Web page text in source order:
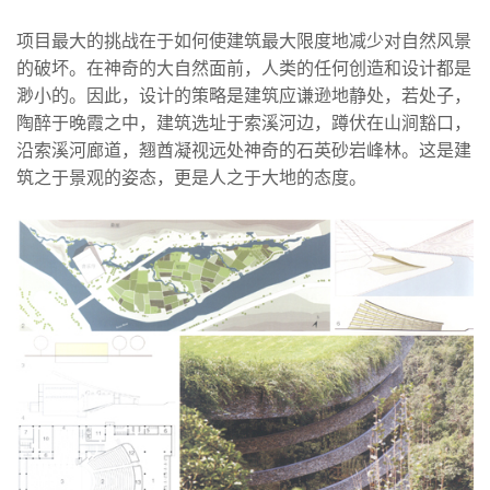
项目最大的挑战在于如何使建筑最大限度地减少对自然风景
的破坏。在神奇的大自然面前，人类的任何创造和设计都是
渺小的。因此，设计的策略是建筑应谦逊地静处，若处子，
陶醉于晚霞之中，建筑选址于索溪河边，蹲伏在山涧豁口，
沿索溪河廊道，翘酋凝视远处神奇的石英砂岩峰林。这是建
筑之于景观的姿态，更是人之于大地的态度。